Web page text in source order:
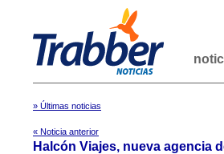
» Últimas noticias
« Noticia anterior
Halcón Viajes, nueva agencia